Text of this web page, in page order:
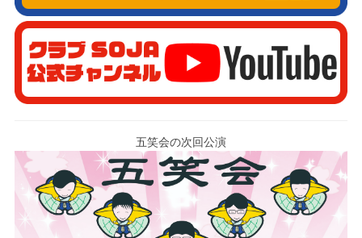
五笑会の次回公演